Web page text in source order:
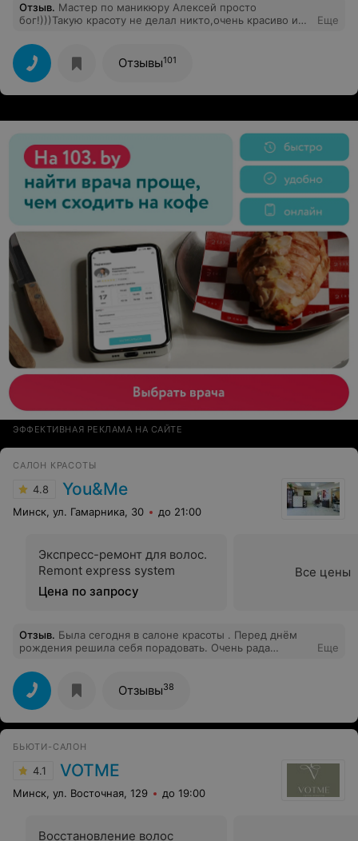
Отзыв. Мастер по маникюру Алексей просто
бог!)))Такую красоту не делал никто,очень красиво и
его))))
Еще
Отзывы101
ЭФФЕКТИВНАЯ РЕКЛАМА НА САЙТЕ
САЛОН КРАСОТЫ
4.8 You&Me
Минск, ул. Гамарника, 30 до 21:00
Экспресс-ремонт для волос.
Remont express system
Цена по запросу
Все цены
Отзыв. Была сегодня в салоне красоты . Перед днём
рождения решила себя порадовать. Очень рада
мастеру Наталье за оказанные услуги на высоком
профессиональном уровне. А так же за угощения чаем
и вкусняшками
Еще
Отзывы38
БЬЮТИ-САЛОН
4.1 VOTME
Минск, ул. Восточная, 129 до 19:00
Восстановление волос